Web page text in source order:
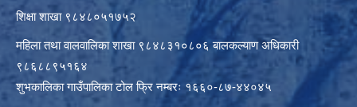
शिक्षा शाखा ९८४८०५१७५२
महिला तथा वालवालिका शाखा ९८४८३१०८०६ बालकल्याण अधिकारी
९८६८८९५१६४
शुभकालिका गाउँपालिका टोल फ्रि नम्बरः १६६०-८७-४४०४५